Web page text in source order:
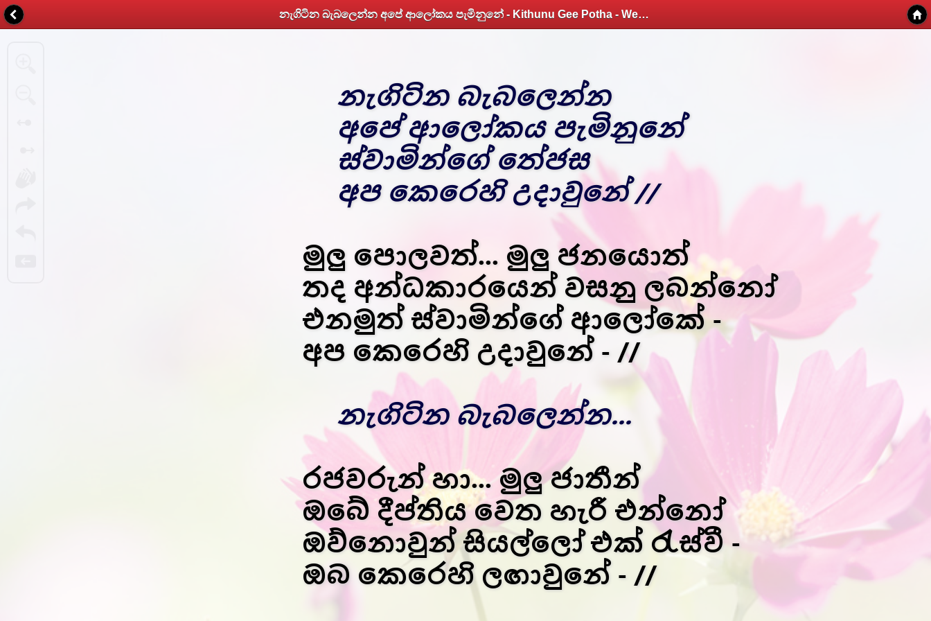
නැගිටින බැබලෙන්න අපේ ආලෝකය පැමිනුනේ - Kithunu Gee Potha - Web v1.7
නැගිටින බැබලෙන්න
අපේ ආලෝකය පැමිනුනේ
ස්වාමින්ගේ තේජස
අප කෙරෙහි උදාවුනේ //
මුලු පොලවත්... මුලු ජනයොත්
තද අන්ධකාරයෙන් වසනු ලබන්නෝ
එනමුත් ස්වාමින්ගේ ආලෝකේ -
අප කෙරෙහි උදාවුනේ - //
නැගිටින බැබලෙන්න...
රජවරුන් හා... මුලු ජාතීන්
ඔබේ දීප්තිය වෙත හැරී එන්නෝ
ඔව්නොවුන් සියල්ලෝ එක් රැස්වී -
ඔබ කෙරෙහි ලඟාවුනේ - //